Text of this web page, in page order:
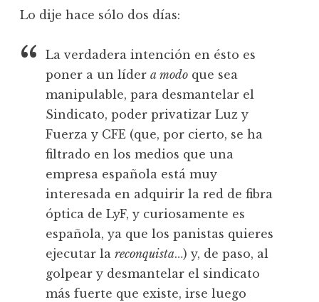
Lo dije hace sólo dos días:
La verdadera intención en ésto es
poner a un líder a modo que sea
manipulable, para desmantelar el
Sindicato, poder privatizar Luz y
Fuerza y CFE (que, por cierto, se ha
filtrado en los medios que una
empresa española está muy
interesada en adquirir la red de fibra
óptica de LyF, y curiosamente es
española, ya que los panistas quieres
ejecutar la reconquista…) y, de paso, al
golpear y desmantelar el sindicato
más fuerte que existe, irse luego